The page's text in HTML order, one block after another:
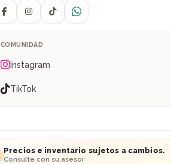
FacebookInstagramTikTokWhatsApp
COMUNIDAD
Instagram
TikTok
Precios e inventario sujetos a cambios.
Consulte con su asesor